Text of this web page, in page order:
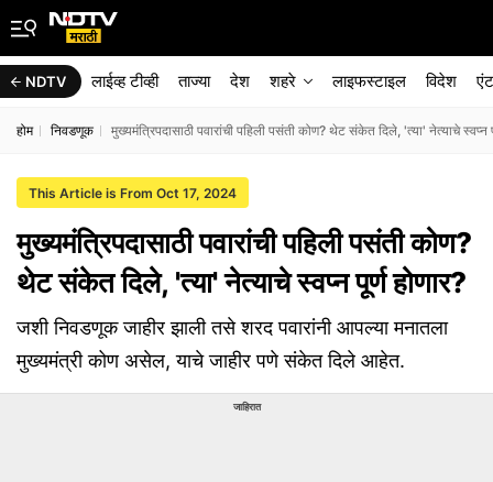
NDTV लाईव्ह टीव्ही ताज्या देश शहरे लाइफस्टाइल विदेश
होम निवडणूक मुख्यमंत्रिपदासाठी पवारांची पहिली पसंती कोण? थेट संकेत दिले, 'त्या' नेत्याचे स्वप्न
This Article is From Oct 17, 2024
मुख्यमंत्रिपदासाठी पवारांची पहिली पसंती कोण?
थेट संकेत दिले, 'त्या' नेत्याचे स्वप्न पूर्ण होणार?
जशी निवडणूक जाहीर झाली तसे शरद पवारांनी आपल्या मनातला
मुख्यमंत्री कोण असेल, याचे जाहीर पणे संकेत दिले आहेत.
जाहिरात